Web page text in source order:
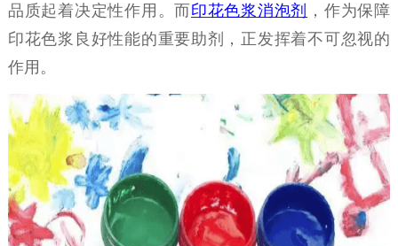
品质起着决定性作用。而印花色浆消泡剂
，作为保障
印花色浆良好性能的重要助剂，正发挥着不可忽视的
作用。